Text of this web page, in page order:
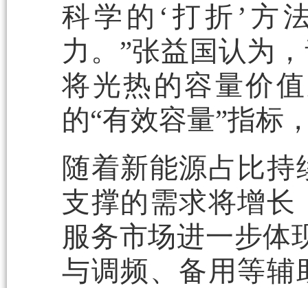
科学的‘打折’方
力。”张益国认为
将光热的容量价
的“有效容量”指标
随着新能源占比
支撑的需求将增长
服务市场进一步体
与调频、备用等辅